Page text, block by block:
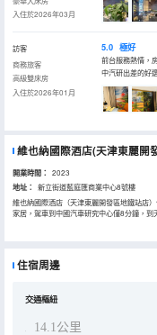
入住於2026年03月
訪客
商務旅客
高級雙床房
入住於2026年01月
5.0 極好
前台服務熱情，
中汽研出差的好
維也納國際酒店(天津東麗開
開業時間： 2023
地址：
新立街道藍庭匯商業中心8號樓
維也納國際酒店（天津東麗開發區地鐵站店
家居，駕車到中國汽車研究中心僅8分鐘，
維也納國際酒店天津東麗開發區地鐵站店隸
維”為您提供24小時專員服務；酒店接入
住宿周邊
交通樞紐
14.1公里